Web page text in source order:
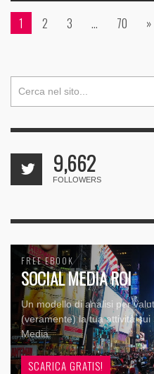
1 2 3 … 70 »
9,662
FOLLOWERS
FREE EBOOK
SOCIAL MEDIA ROI
Un modello di analisi per
(veramente) la tua attività sui
Media
SCARICA GRATIS!